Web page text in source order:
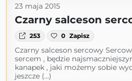
23 maja 2015
Czarny salceson
253 0 Zapisz
Czarny salceson sercowy
sercem , będzie
kanapek , jaki możemy sobie
jeszcze (...)